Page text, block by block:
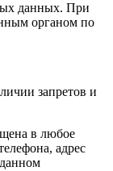
данных. При
органом по
запретов и
в любое
адрес